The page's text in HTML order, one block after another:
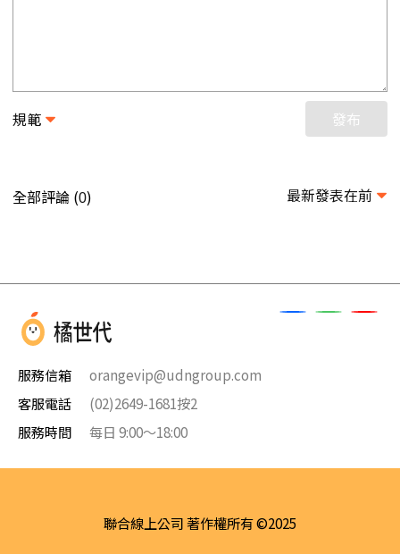
規範 發布
全部評論 (0) 最新發表在前
服務信箱
orangevip@udngroup.com
客服電話
(02)2649-1681按2
服務時間
每日 9:00～18:00
聯合線上公司 著作權所有 ©2025